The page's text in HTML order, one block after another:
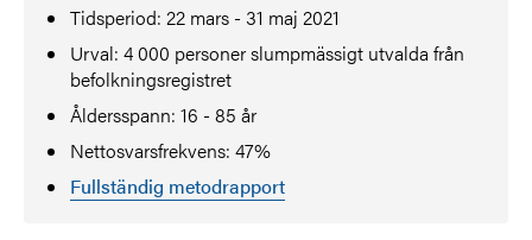
Tidsperiod: 22 mars - 31 maj 2021
Urval: 4 000 personer slumpmässigt utvalda från
befolkningsregistret
Åldersspann: 16 - 85 år
Nettosvarsfrekvens: 47%
Fullständig metodrapport